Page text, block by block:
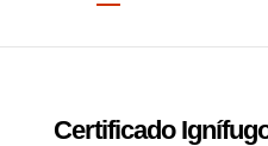
Certificado